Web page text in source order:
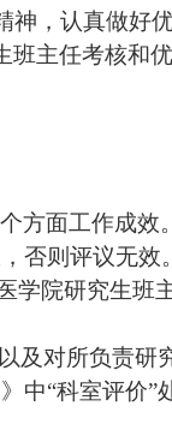
神，认真做好
班主任考核和
方面工作成效
否则评议无效。
学院研究生班
及对所负责研
中“科室评价”